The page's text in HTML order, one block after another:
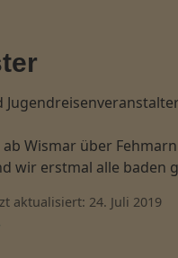
Wismar über
wir erstmal alle baden
aktualisiert: 24. Juli 2019